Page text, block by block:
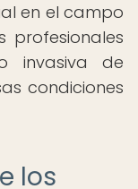
en el campo
profesionales
invasiva de
condiciones
los